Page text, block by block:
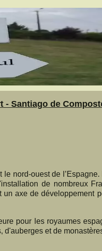
- Santiago de
nord-ouest de
de nombreux
axe de développement
pour les royaumes
d'auberges et de